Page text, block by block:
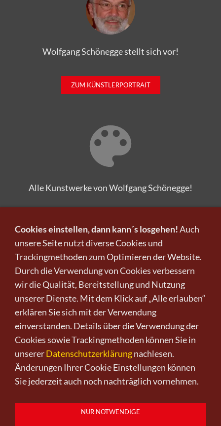
ZU DEN KUNSTWERKEN
Infos zu Verkauf und Versand!
KUNST KAUFEN BEI CRELALA
Kunst kaufenKunst verkaufenKontaktWirNewsletter Datenschutz
Impressum AGB Widerruf
0151-21315985 D-64625 Bensheim
Cookies einstellen, dann kann´s losgehen!Auch
unsere Seite nutzt diverse Cookies und
Trackingmethoden zum Optimieren der Website.
Durch die Verwendung von Cookies verbessern
wir die Qualität, Bereitstellung und Nutzung
unserer Dienste. Mit dem Klick auf „Alle erlauben“
erklären Sie sich mit der Verwendung
einverstanden. Details über die Verwendung der
Cookies sowie Trackingmethoden können Sie in
unsererDatenschutzerklärungnachlesen.
Änderungen Ihrer Cookie Einstellungen können
Sie jederzeit auch noch nachträglich vornehmen.
NUR NOTWENDIGE